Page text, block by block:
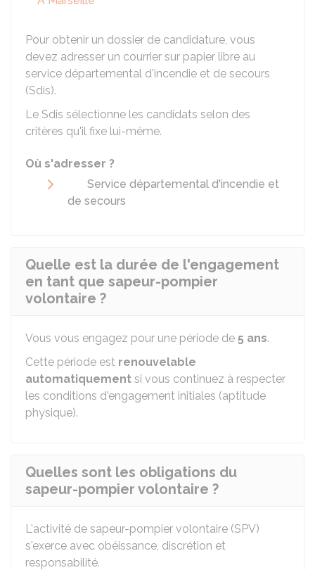
Pour obtenir un dossier de candidature, vous
devez adresser un courrier sur papier libre au
service départemental d'incendie et de secours
(Sdis).
Le Sdis sélectionne les candidats selon des
critères qu'il fixe lui-même.
Où s'adresser ?
Service départemental d'incendie et
de secours
Quelle est la durée de l'engagement
en tant que sapeur-pompier
volontaire ?
Vous vous engagez pour une période de 5 ans.
Cette période est renouvelable
automatiquement si vous continuez à respecter
les conditions d'engagement initiales (aptitude
physique).
Quelles sont les obligations du
sapeur-pompier volontaire ?
L'activité de sapeur-pompier volontaire (SPV)
s'exerce avec obéissance, discrétion et
responsabilité.